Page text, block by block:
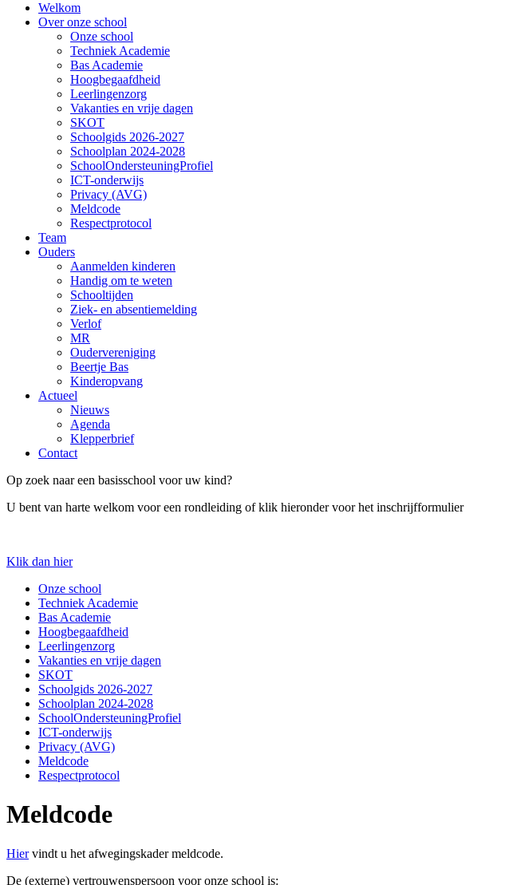
Welkom
Over onze school
Onze school
Techniek Academie
Bas Academie
Hoogbegaafdheid
Leerlingenzorg
Vakanties en vrije dagen
SKOT
Schoolgids 2026-2027
Schoolplan 2024-2028
SchoolOndersteuningProfiel
ICT-onderwijs
Privacy (AVG)
Meldcode
Respectprotocol
Team
Ouders
Aanmelden kinderen
Handig om te weten
Schooltijden
Ziek- en absentiemelding
Verlof
MR
Oudervereniging
Beertje Bas
Kinderopvang
Actueel
Nieuws
Agenda
Klepperbrief
Contact
Op zoek naar een basisschool voor uw kind?
U bent van harte welkom voor een rondleiding of klik hieronder voor het inschrijfformulier
Klik dan hier
Onze school
Techniek Academie
Bas Academie
Hoogbegaafdheid
Leerlingenzorg
Vakanties en vrije dagen
SKOT
Schoolgids 2026-2027
Schoolplan 2024-2028
SchoolOndersteuningProfiel
ICT-onderwijs
Privacy (AVG)
Meldcode
Respectprotocol
Meldcode
Hiervindt u het afwegingskader meldcode.
De (externe) vertrouwenspersoon voor onze school is: